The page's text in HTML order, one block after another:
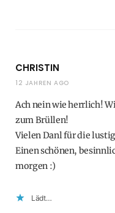
CHRISTIN
12 JAHREN AGO
Ach nein wie herrlich!
zum Brüllen!
Vielen Danl für die
Einen schönen,
morgen :)
Lädt…